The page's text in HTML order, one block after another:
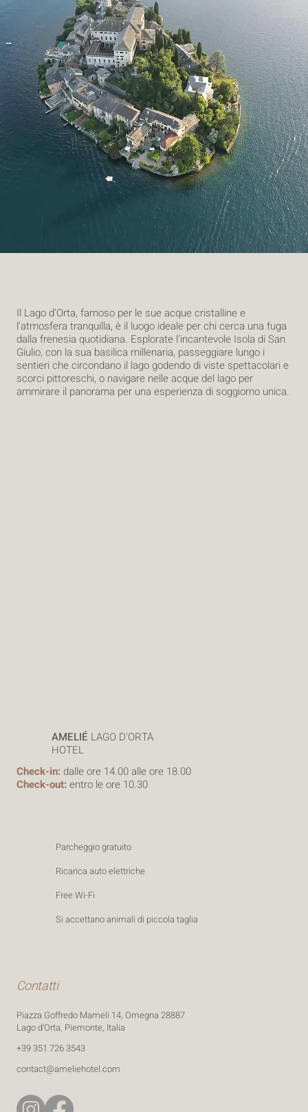
Il Lago d’Orta, famoso per le sue acque cristalline e
l’atmosfera tranquilla, è il luogo ideale per chi cerca una fuga
dalla frenesia quotidiana. Esplorate l’incantevole Isola di San
Giulio, con la sua basilica millenaria, passeggiare lungo i
sentieri che circondano il lago godendo di viste spettacolari e
scorci pittoreschi, o navigare nelle acque del lago per
ammirare il panorama per una esperienza di soggiorno unica.
AMELIÉ LAGO D'ORTA
HOTEL
Check-in: dalle ore 14.00 alle ore 18.00
Check-out: entro le ore 10.30
Parcheggio gratuito
Ricarica auto elettriche
Free Wi-Fi
Si accettano animali di piccola taglia
Contatti
Piazza Goffredo Mameli 14, Omegna 28887
Lago d’Orta, Piemonte, Italia
‪+39 351 726 3543‬
contact@ameliehotel.com